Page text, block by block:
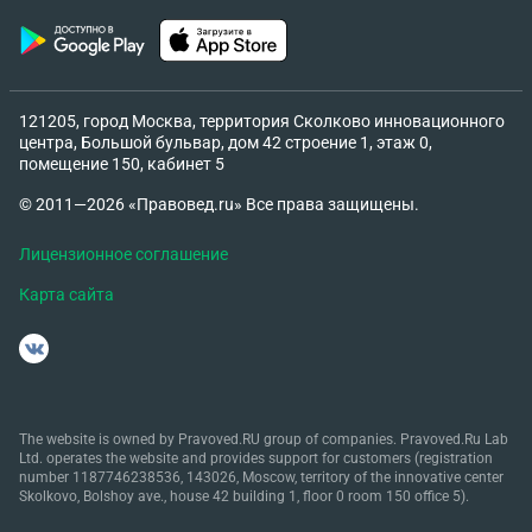
сходное с ним до степени смешения обозначение с
материалов, которыми сопровождается выполнение
внимание, что помимо указанного выше
требования, правообладатель вправе предъявить
взыскании компенсации в размере до 10 000 000
рублей за каждый случай неправомерного
изложенное, просим: В течение 5 дней с момента
получения настоящего письма предоставить
документы (договор купли-продажи продукции,
лицензионный договор, другое), подтверждающие
правомерность использования товарных знаков,
либо запросить разрешение правообладателя на их
121205, город Москва, территория Сколково инновационного
центра, Большой бульвар, дом 42 строение 1, этаж 0,
помещение 150, кабинет 5
© 2011—2026 «Правовед.ru» Все права защищены.
Лицензионное соглашение
Карта сайта
The website is owned by Pravoved.RU group of companies. Pravoved.Ru Lab
Ltd. operates the website and provides support for customers (registration
number 1187746238536, 143026, Moscow, territory of the innovative center
Skolkovo, Bolshoy ave., house 42 building 1, floor 0 room 150 office 5).